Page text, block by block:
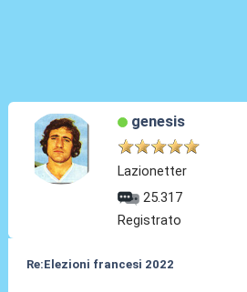
genesis
Lazionetter
25.317
Registrato
Re:Elezioni francesi 2022